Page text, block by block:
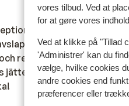
vores tilbud. Ved at
for at gøre vores
Ved at klikke på "Tillad
'Administrer' kan du
vælge, hvilke cookies
andre cookies end
præferencer eller
5. okt. 2025
och
och
rena nyrenoverade
jättebra. God mat. Fin
och
och
rena nyrenoverade
jättebra. God mat. Fin